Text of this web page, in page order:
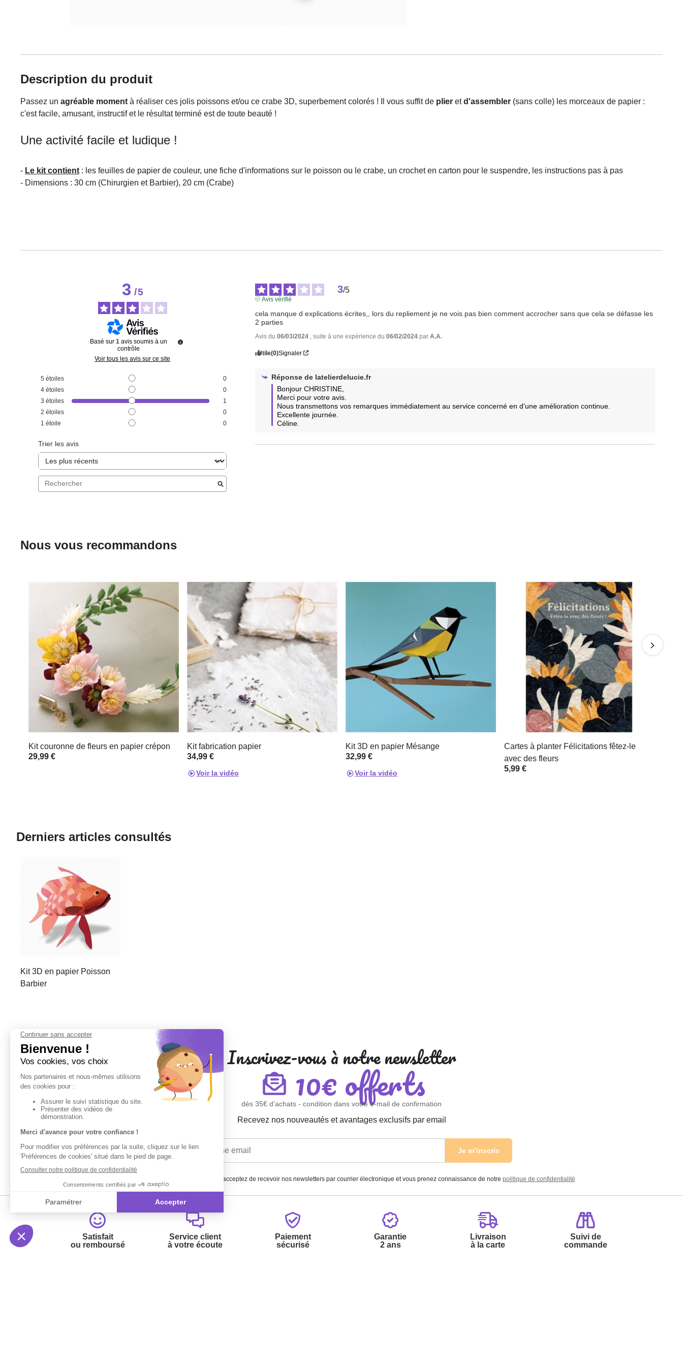
Description du produit
Passez un agréable moment à réaliser ces jolis poissons et/ou ce crabe 3D, superbement colorés ! Il vous suffit de plier etd'assembler (sans colle) les morceaux de papier :
c'est facile, amusant, instructif et le résultat terminé est de toute beauté !
Une activité facile et ludique !
- Le kit contient : les feuilles de papier de couleur, une fiche d'informations sur le poisson ou le crabe, un crochet en carton pour le suspendre, les instructions pas à pas
- Dimensions : 30 cm (Chirurgien et Barbier), 20 cm (Crabe)
3/5
Basé sur 1 avis soumis à un
contrôle
Voir tous les avis sur ce site
5 étoiles
0
4 étoiles
0
3 étoiles
1
2 étoiles
0
1 étoile 0
Trier les avis
3/5
Avis vérifié
cela manque d explications écrites,, lors du repliement je ne vois pas bien comment accrocher sans que cela se défasse les
2 parties
Avis du06/03/2024 , suite à une expérience du06/02/2024 parA.A.
Utile(0)Signaler
Réponse de latelierdelucie.fr
Bonjour CHRISTINE,
Merci pour votre avis.
Nous transmettons vos remarques immédiatement au service concerné en d'une amélioration continue.
Excellente journée.
Céline.
Nous vous recommandons
Kit couronne de fleurs en papier crépon
29,99 €
Kit fabrication papier
34,99 €
Voir la vidéo
Kit 3D en papier Mésange
32,99 €
Voir la vidéo
Cartes à planter Félicitations fêtez-le
avec des fleurs
5,99 €
Derniers articles consultés
Kit 3D en papier Poisson
Barbier
Inscrivez-vous à notre newsletter
10€ offerts
dès 35€ d’achats - condition dans votre e-mail de confirmation
Recevez nos nouveautés et avantages exclusifs par email
Je m’inscris
En renseignant votre adresse email vous acceptez de recevoir nos newsletters par courrier électronique et vous prenez connaissance de notre politique de confidentialité
Satisfait
ou remboursé
Service client
à votre écoute
Paiement
sécurisé
Garantie
2 ans
Livraison
à la carte
Suivi de
commande